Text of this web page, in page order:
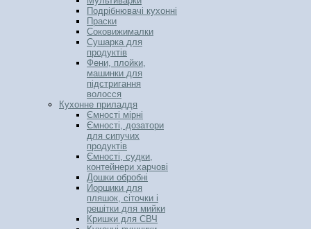
Подрібнювачі кухонні
Праски
Соковижималки
Сушарка для
продуктів
Фени, плойки,
машинки для
підстригання
волосся
Кухонне приладдя
Ємності мірні
Ємності, дозатори
для сипучих
продуктів
Ємності, судки,
контейнери харчові
Дошки обробні
Йоршики для
пляшок, сіточки і
решітки для мийки
Кришки для СВЧ